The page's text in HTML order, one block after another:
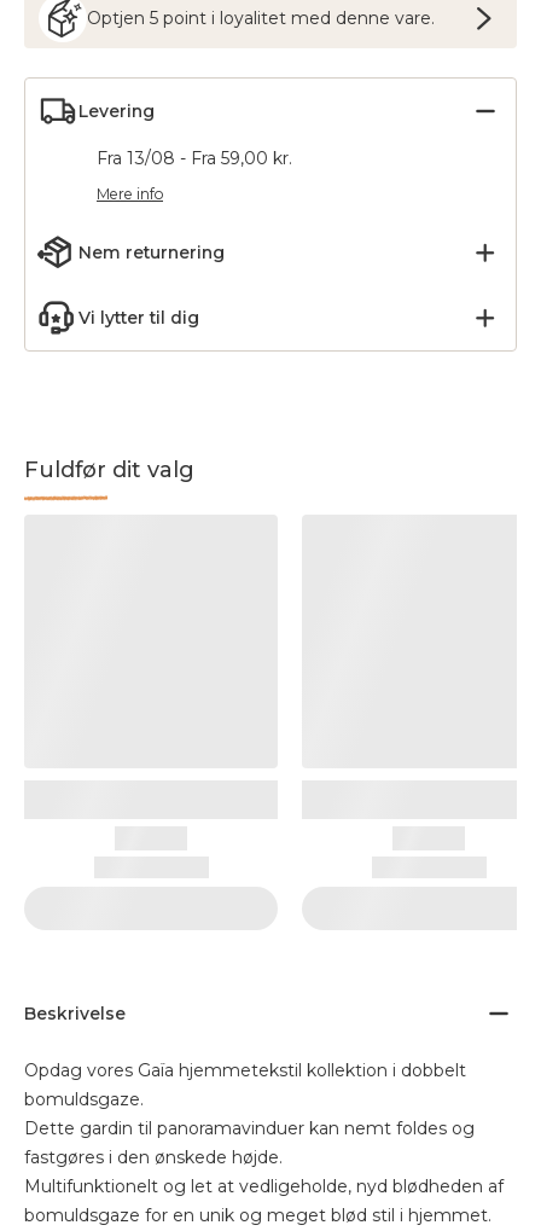
Optjen 5 point i loyalitet med denne vare.
Levering
Fra 13/08 - Fra 59,00 kr.
Mere info
Nem returnering
Vi lytter til dig
Fuldfør dit valg
Beskrivelse
Opdag vores Gaïa hjemmetekstil kollektion i dobbelt
bomuldsgaze.
Dette gardin til panoramavinduer kan nemt foldes og
fastgøres i den ønskede højde.
Multifunktionelt og let at vedligeholde, nyd blødheden af
bomuldsgaze for en unik og meget blød stil i hjemmet.